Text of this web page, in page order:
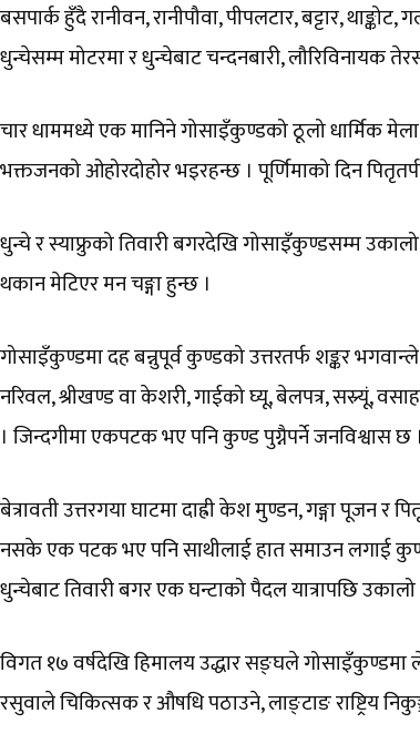
बसपार्क हुँदै रानीवन, रानीपौवा, पीपलटार, बट्टार,
धुन्चेसम्म मोटरमा र धुन्चेबाट चन्दनबारी, लौरिविनायक
चार धाममध्ये एक मानिने गोसाइँकुण्डको ठूलो धार्मिक
भक्तजनको ओहोरदोहोर भइरहन्छ । पूर्णिमाको दिन
धुन्चे र स्याफ्रुको तिवारी बगरदेखि गोसाइँकुण्डसम्म
थकान मेटिएर मन चङ्गा हुन्छ ।
गोसाइँकुण्डमा दह बन्नुपूर्व कुण्डको उत्तरतर्फ शङ्कर भगवान्ले
नरिवल, श्रीखण्ड वा केशरी, गाईको घ्यू, बेलपत्र, सस्र्यूं,
। जिन्दगीमा एकपटक भए पनि कुण्ड पुग्नैपर्ने जनविश्वास छ ।
बेत्रावती उत्तरगया घाटमा दाह्री केश मुण्डन, गङ्गा पूजन
नसके एक पटक भए पनि साथीलाई हात समाउन लगाई
धुन्चेबाट तिवारी बगर एक घन्टाको पैदल यात्रापछि
विगत १७ वर्षदेखि हिमालय उद्धार सङ्घले गोसाइँकुण्डमा
रसुवाले चिकित्सक र औषधि पठाउने, लाङ्टाङ राष्ट्रिय